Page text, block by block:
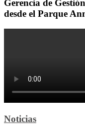
Gerencia de
desde el Parque
Noticias